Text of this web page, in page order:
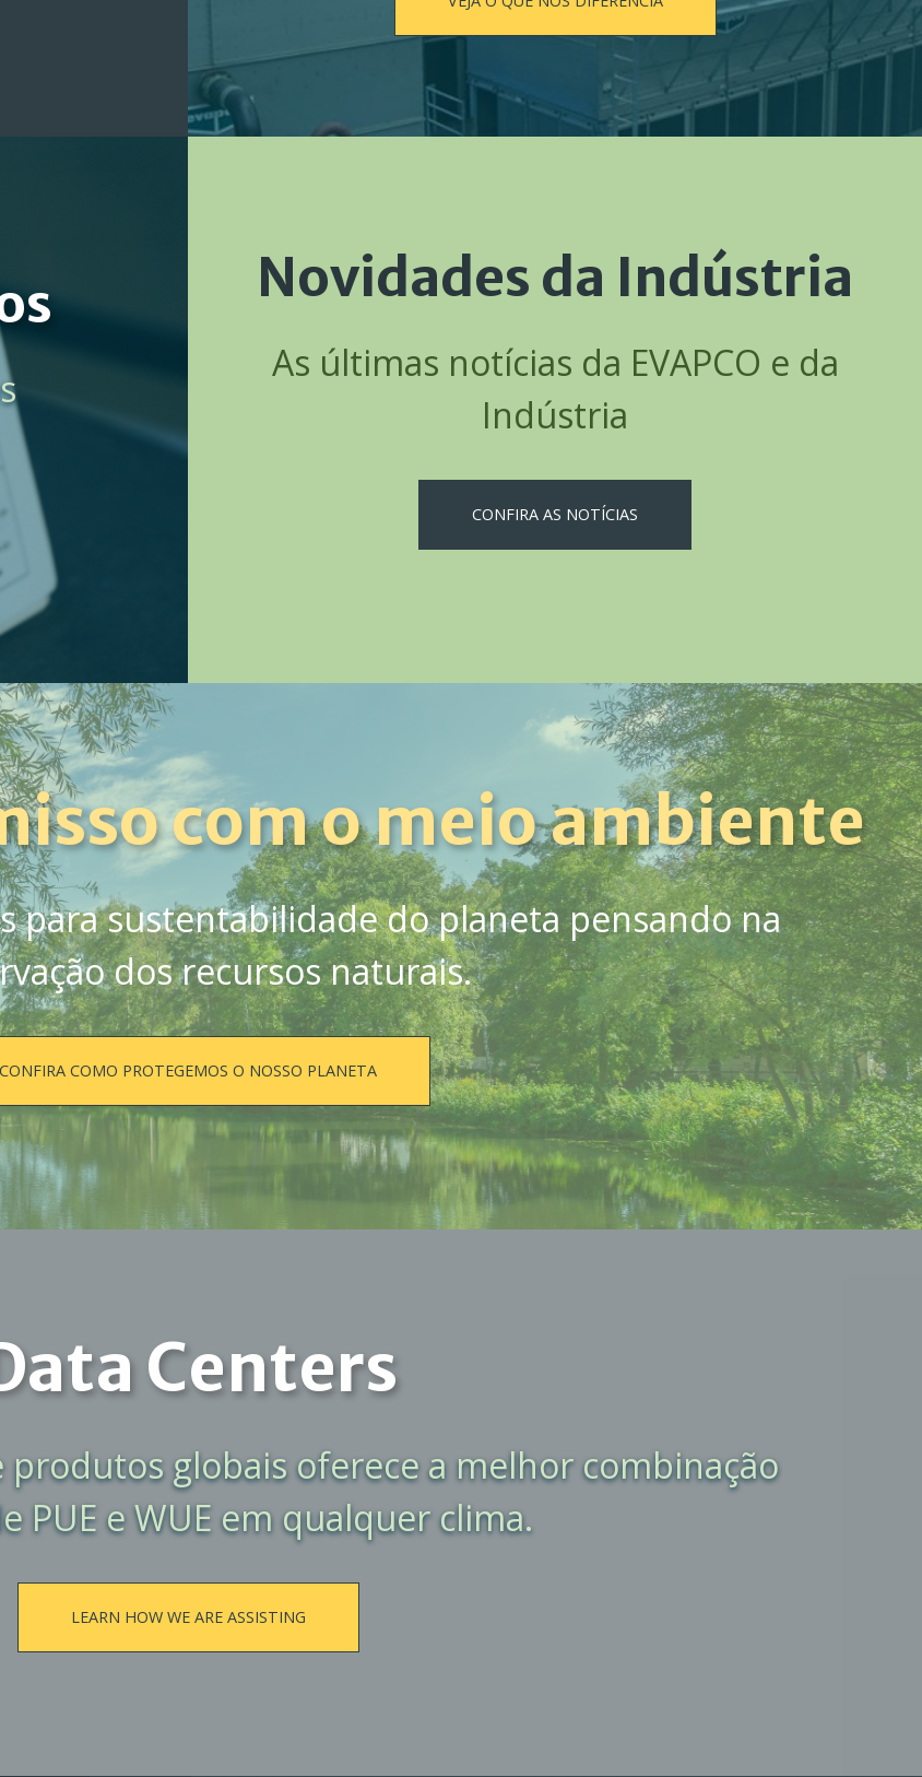
Novidades da Indústria
As últimas notícias da EVAPCO e da
Indústria
CONFIRA AS NOTÍCIAS
com o meio ambiente
para sustentabilidade do planeta pensando na
dos recursos naturais.
CONFIRA COMO PROTEGEMOS O NOSSO PLANETA
Centers
produtos globais oferece a melhor combinação
PUE e WUE em qualquer clima.
LEARN HOW WE ARE ASSISTING